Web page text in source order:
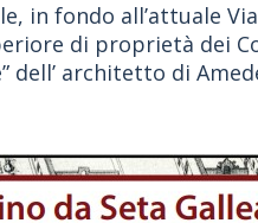
in fondo all’attuale
di proprietà dei
dell’ architetto di